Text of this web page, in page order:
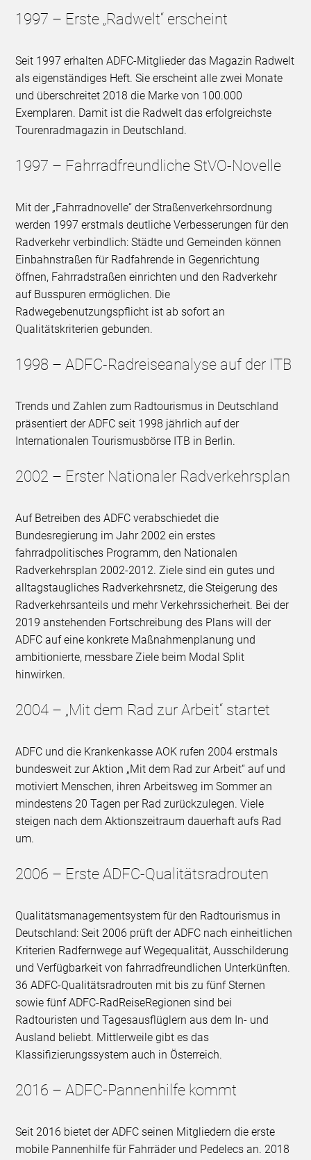
1997 – Erste „Radwelt“ erscheint
Seit 1997 erhalten ADFC-Mitglieder das Magazin Radwelt
als eigenständiges Heft. Sie erscheint alle zwei Monate
und überschreitet 2018 die Marke von 100.000
Exemplaren. Damit ist die Radwelt das erfolgreichste
Tourenradmagazin in Deutschland.
1997 – Fahrradfreundliche StVO-Novelle
Mit der „Fahrradnovelle“ der Straßenverkehrsordnung
werden 1997 erstmals deutliche Verbesserungen für den
Radverkehr verbindlich: Städte und Gemeinden können
Einbahnstraßen für Radfahrende in Gegenrichtung
öffnen, Fahrradstraßen einrichten und den Radverkehr
auf Busspuren ermöglichen. Die
Radwegebenutzungspflicht ist ab sofort an
Qualitätskriterien gebunden.
1998 – ADFC-Radreiseanalyse auf der ITB
Trends und Zahlen zum Radtourismus in Deutschland
präsentiert der ADFC seit 1998 jährlich auf der
Internationalen Tourismusbörse ITB in Berlin.
2002 – Erster Nationaler Radverkehrsplan
Auf Betreiben des ADFC verabschiedet die
Bundesregierung im Jahr 2002 ein erstes
fahrradpolitisches Programm, den Nationalen
Radverkehrsplan 2002-2012. Ziele sind ein gutes und
alltagstaugliches Radverkehrsnetz, die Steigerung des
Radverkehrsanteils und mehr Verkehrssicherheit. Bei der
2019 anstehenden Fortschreibung des Plans will der
ADFC auf eine konkrete Maßnahmenplanung und
ambitionierte, messbare Ziele beim Modal Split
hinwirken.
2004 – „Mit dem Rad zur Arbeit“ startet
ADFC und die Krankenkasse AOK rufen 2004 erstmals
bundesweit zur Aktion „Mit dem Rad zur Arbeit“ auf und
motiviert Menschen, ihren Arbeitsweg im Sommer an
mindestens 20 Tagen per Rad zurückzulegen. Viele
steigen nach dem Aktionszeitraum dauerhaft aufs Rad
um.
2006 – Erste ADFC-Qualitätsradrouten
Qualitätsmanagementsystem für den Radtourismus in
Deutschland: Seit 2006 prüft der ADFC nach einheitlichen
Kriterien Radfernwege auf Wegequalität, Ausschilderung
und Verfügbarkeit von fahrradfreundlichen Unterkünften.
36 ADFC-Qualitätsradrouten mit bis zu fünf Sternen
sowie fünf ADFC-RadReiseRegionen sind bei
Radtouristen und Tagesausflüglern aus dem In- und
Ausland beliebt. Mittlerweile gibt es das
Klassifizierungssystem auch in Österreich.
2016 – ADFC-Pannenhilfe kommt
Seit 2016 bietet der ADFC seinen Mitgliedern die erste
mobile Pannenhilfe für Fahrräder und Pedelecs an. 2018